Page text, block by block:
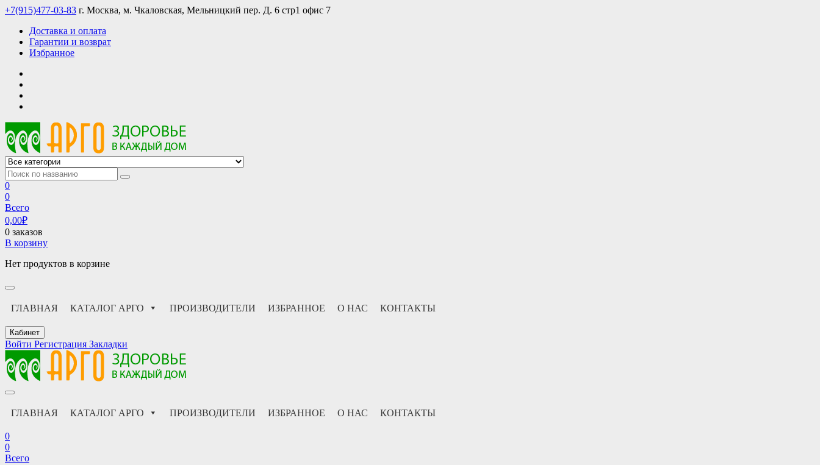
Skip
content
+7(915)477-03-83 г. Москва, м. Чкаловская, Мельницкий пер. Д. 6 стр1 офис 7
Доставка и оплата
Гарантии и возврат
Избранное
АРГО интернет магазин, доставка в Москве и по всей России
АРГО каталог каталог продукции, официальные цены
0
0
Всего
0,00₽
0 заказов
В корзину
Нет продуктов в корзине
ГЛАВНАЯ КАТАЛОГ АРГО ПРОИЗВОДИТЕЛИ ИЗБРАННОЕ О НАС КОНТАКТЫ
Кабинет
Войти Регистрация Закладки
ГЛАВНАЯ
КАТАЛОГ АРГО ПРОИЗВОДИТЕЛИ ИЗБРАННОЕ О НАС КОНТАКТЫ
0
0
Всего